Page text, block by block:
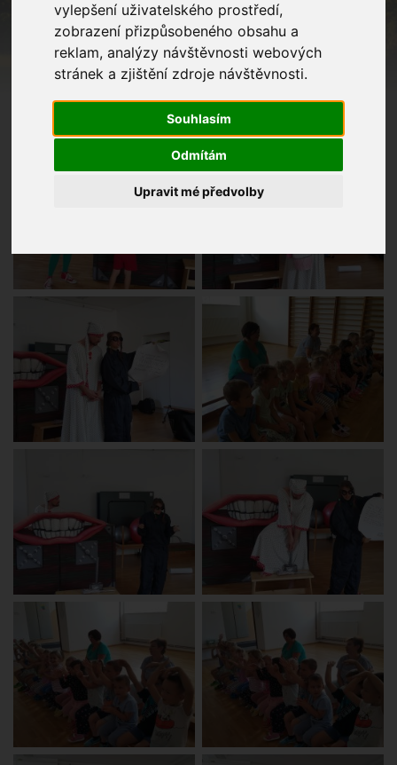
vylepšení uživatelského prostředí,
zobrazení přizpůsobeného obsahu a
reklam, analýzy návštěvnosti webových
stránek a zjištění zdroje návštěvnosti.
Souhlasím
Odmítám
Upravit mé předvolby